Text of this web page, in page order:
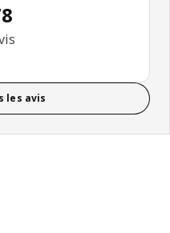
5 étoiles. Nombre total
les avis